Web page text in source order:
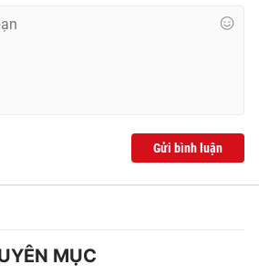
Thị Mỹ Hạnh, Phạm Quốc Thắng,
Gửi bình luận
MỤC